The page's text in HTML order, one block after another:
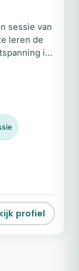
sessie van
leren de
in
we
profiel